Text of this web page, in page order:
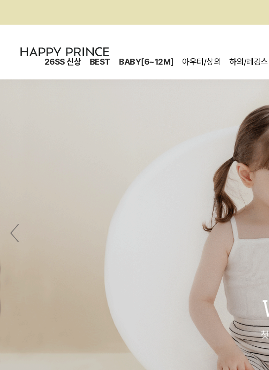
26SS 신상 BEST BABY[6~12M] 아우터/상의 하의/레깅스